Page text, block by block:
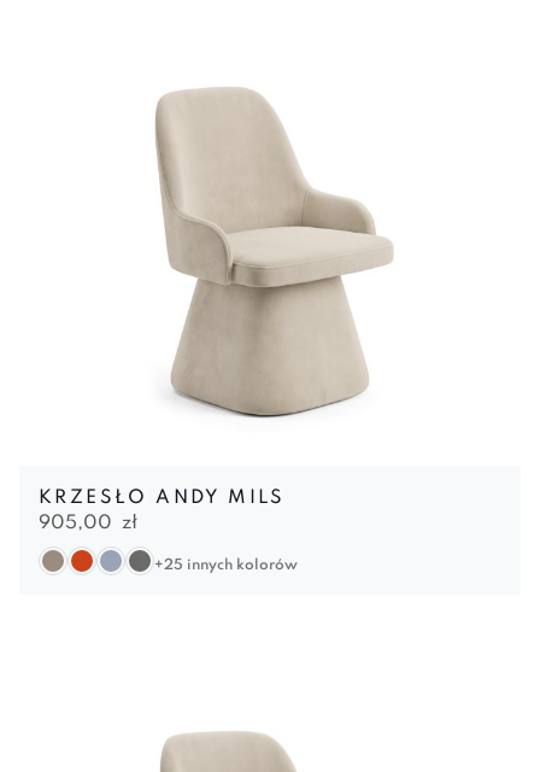
KRZESŁO ANDY MILS
905,00 zł
+25 innych kolorów